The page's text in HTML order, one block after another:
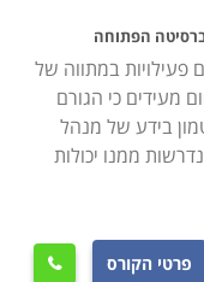
שנחתמו עם גורמי
הראשוני,
כדי להתאים
כל הקצוות,
כל התשלומים
הפתוחה
פעילויות במתווה של
מעידים כי הגורם
בידע של מנהל
ממנו יכולות
פרטי הקורס 